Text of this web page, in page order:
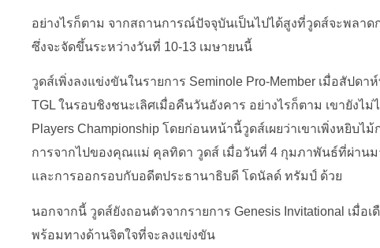
อย่างไรก็ตาม จากสถานการณ์ปัจจุบันเป็นไปได้สูงที่วูดส์จะพลาด
ซึ่งจะจัดขึ้นระหว่างวันที่ 10-13 เมษายนนี้
วูดส์เพิ่งลงแข่งขันในรายการ Seminole Pro-Member เมื่อสัปด
TGL ในรอบชิงชนะเลิศเมื่อคืนวันอังคาร อย่างไรก็ตาม เขายังไม่
Players Championship โดยก่อนหน้านี้วูดส์เผยว่าเขาเพิ่งหยิบไ
การจากไปของคุณแม่ คุลทิดา วูดส์ เมื่อวันที่ 4 กุมภาพันธ์ที่ผ่าน
และการออกรอบกับอดีตประธานาธิบดี โดนัลด์ ทรัมป์ ด้วย
นอกจากนี้ วูดส์ยังถอนตัวจากรายการ Genesis Invitational เมื่อ
พร้อมทางด้านจิตใจที่จะลงแข่งขัน